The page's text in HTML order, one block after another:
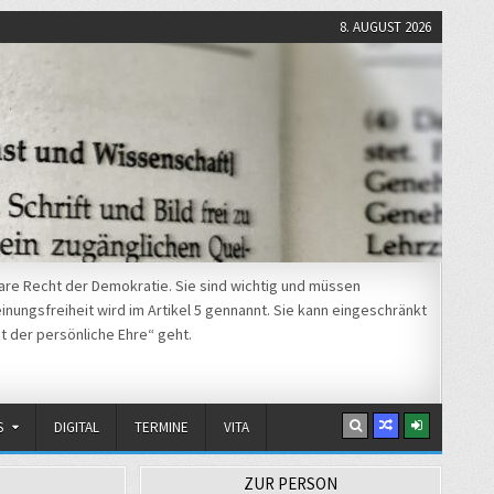
8. AUGUST 2026
Recht der Demokratie. Sie sind wichtig und müssen
wird im Artikel 5 gennannt. Sie kann eingeschränkt
der persönliche Ehre“ geht.
DIGITAL TERMINE VITA
ZUR PERSON